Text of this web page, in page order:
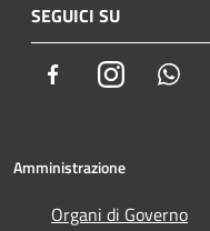
SEGUICI SU
FacebookInstagram
Amministrazione
Organi di Governo